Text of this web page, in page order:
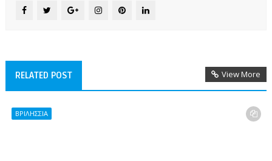
RELATED POST View More
ΒΡΙΛΗΣΣΙΑ